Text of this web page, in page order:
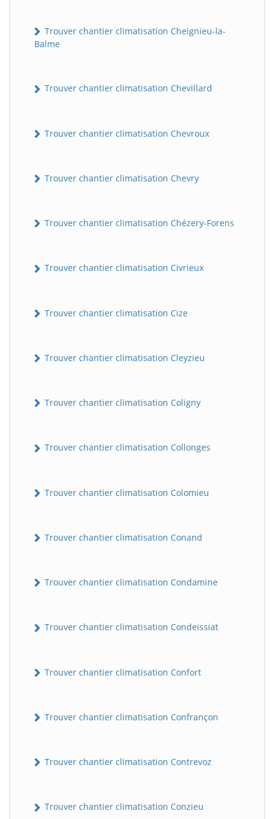
Trouver chantier climatisation Cheignieu-la-
Balme
Trouver chantier climatisation Chevillard
Trouver chantier climatisation Chevroux
Trouver chantier climatisation Chevry
Trouver chantier climatisation Chézery-Forens
Trouver chantier climatisation Civrieux
Trouver chantier climatisation Cize
Trouver chantier climatisation Cleyzieu
Trouver chantier climatisation Coligny
Trouver chantier climatisation Collonges
Trouver chantier climatisation Colomieu
Trouver chantier climatisation Conand
Trouver chantier climatisation Condamine
Trouver chantier climatisation Condeissiat
Trouver chantier climatisation Confort
Trouver chantier climatisation Confrançon
Trouver chantier climatisation Contrevoz
Trouver chantier climatisation Conzieu